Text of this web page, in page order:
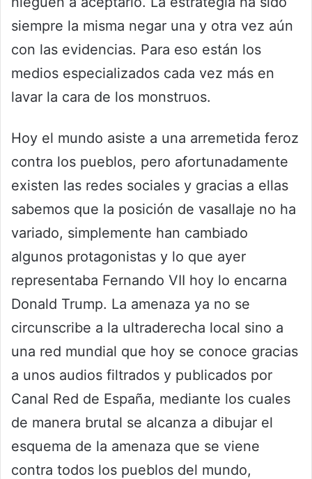
siempre la misma negar una y otra vez aún
con las evidencias. Para eso están los
medios especializados cada vez más en
lavar la cara de los monstruos.
Hoy el mundo asiste a una arremetida feroz
contra los pueblos, pero afortunadamente
existen las redes sociales y gracias a ellas
sabemos que la posición de vasallaje no ha
variado, simplemente han cambiado
algunos protagonistas y lo que ayer
representaba Fernando VII hoy lo encarna
Donald Trump. La amenaza ya no se
circunscribe a la ultraderecha local sino a
una red mundial que hoy se conoce gracias
a unos audios filtrados y publicados por
Canal Red de España, mediante los cuales
de manera brutal se alcanza a dibujar el
esquema de la amenaza que se viene
contra todos los pueblos del mundo,